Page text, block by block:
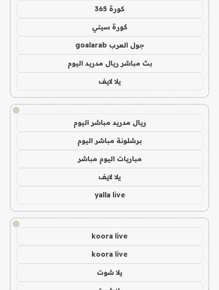
كورة 365
كورة سيتي
جول العرب goalarab
بث مباشر ريال مدريد اليوم
يلا لايف
!
ريال مدريد مباشر اليوم
برشلونة مباشر اليوم
مباريات اليوم مباشر
يلا لايف
yalla live
!
koora live
koora live
يلا شوت